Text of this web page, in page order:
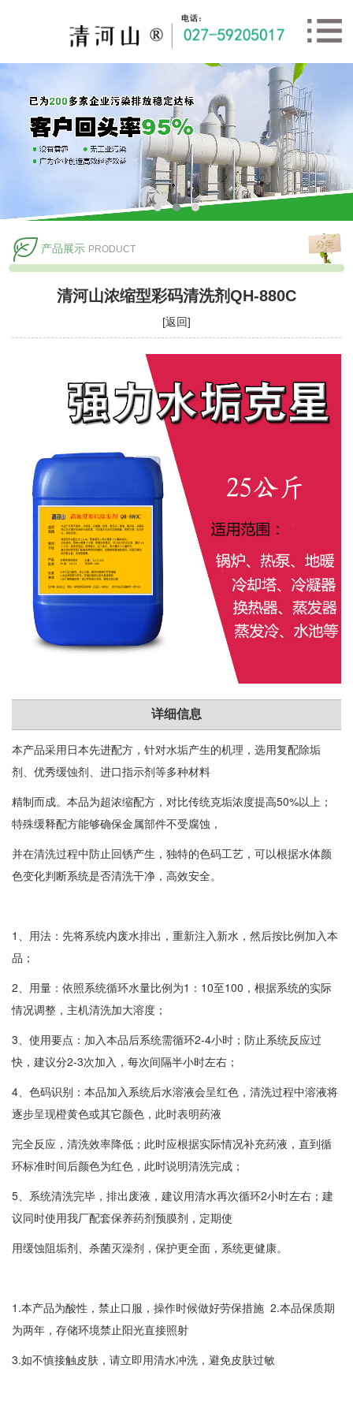
产品展示 PRODUCT
清河山浓缩型彩码清洗剂QH-880C
[返回]
详细信息
本产品采用日本先进配方，针对水垢产生的机理，选用复配除垢
剂、优秀缓蚀剂、进口指示剂等多种材料
精制而成。本品为超浓缩配方，对比传统克垢浓度提高50%以上；
特殊缓释配方能够确保金属部件不受腐蚀，
并在清洗过程中防止回锈产生，独特的色码工艺，可以根据水体颜
色变化判断系统是否清洗干净，高效安全。
1、用法：先将系统内废水排出，重新注入新水，然后按比例加入本
品；
2、用量：依照系统循环水量比例为1：10至100，根据系统的实际
情况调整，主机清洗加大溶度；
3、使用要点：加入本品后系统需循环2-4小时；防止系统反应过
快，建议分2-3次加入，每次间隔半小时左右；
4、色码识别：本品加入系统后水溶液会呈红色，清洗过程中溶液将
逐步呈现橙黄色或其它颜色，此时表明药液
完全反应，清洗效率降低；此时应根据实际情况补充药液，直到循
环标准时间后颜色为红色，此时说明清洗完成；
5、系统清洗完毕，排出废液，建议用清水再次循环2小时左右；建
议同时使用我厂配套保养药剂预膜剂，定期使
用缓蚀阻垢剂、杀菌灭澡剂，保护更全面，系统更健康。
1.本产品为酸性，禁止口服，操作时候做好劳保措施 2.本品保质期
为两年，存储环境禁止阳光直接照射
3.如不慎接触皮肤，请立即用清水冲洗，避免皮肤过敏